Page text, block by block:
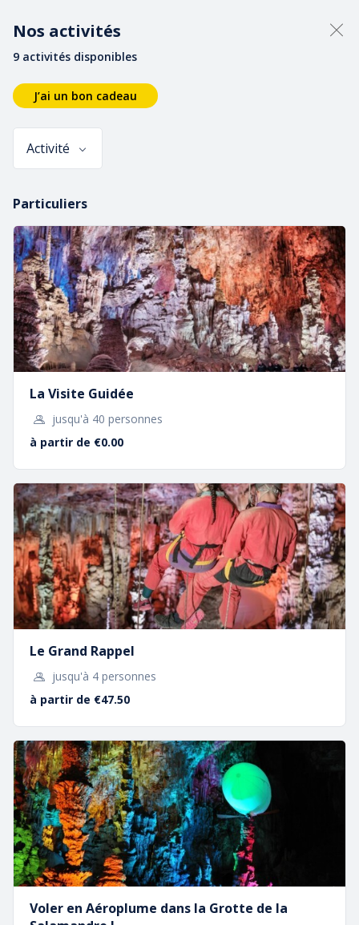
Pour toute la famille
La Grotte de la Salamandre est une énorme
cavité féerique ornée desGéants de Cristal
stalagmites titanesques mises en couleurs et en
sons. Elle estaccessible à touset propose des
activités pour tous!
A chacun sa façon de la
découvrir
J’ai un bon cadeau
Nos activités
9 activités disponibles
Particuliers
La Visite Guidée
jusqu'à 40 personnes
à partir de €0.00
Le Grand Rappel
jusqu'à 4 personnes
à partir de €47.50
Voler en Aéroplume dans la Grotte de la
Activité